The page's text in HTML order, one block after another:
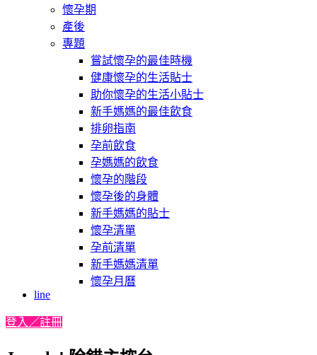
懷孕期
產後
專題
嘗試懷孕的最佳時機
健康懷孕的生活貼士
助你懷孕的生活小貼士
新手媽媽的最佳飲食
排卵指南
孕前飲食
孕媽媽的飲食
懷孕的階段
懷孕後的身體
新手媽媽的貼士
懷孕清單
孕前清單
新手媽媽清單
懷孕月曆
line
登入／註冊